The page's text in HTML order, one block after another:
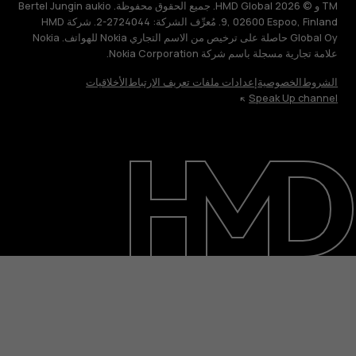
TM و © 2026 HMD Global. جميع الحقوق محفوظة. Bertel Jungin aukio
9, 02600 Espoo, Finland. مُعرِّف الشركة: 2724044-2. شركة HMD
Global Oy حاصلة على ترخيص من الاسم التجاري Nokia للهواتف. Nokia
علامة تجارية مسجلة باسم شركة Nokia Corporation.
الشروطالخصوصيةإعدادات ملفات تعريف الارتباطالأخلاقيات
Speak Up channel